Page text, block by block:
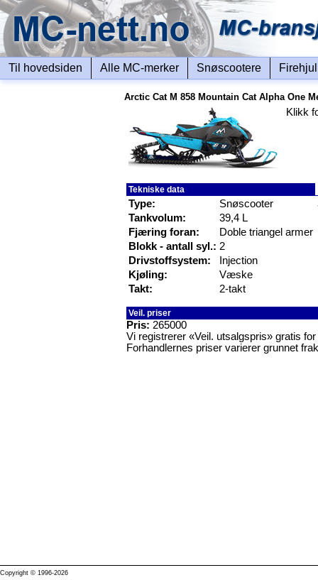
Til hovedsiden Alle MC-merker Snøscootere
Arctic Cat M 858 Mountain Cat Alpha One
Klikk
Tekniske data
Type:
Snøscooter
Tankvolum:
39,4 L
Fjæring foran:
Doble triangel armer
Blokk - antall syl.: 2
Drivstoffsystem:
Injection
Kjøling:
Væske
Takt:
2-takt
Veil. priser
Pris: 265000
Vi registrerer «Veil. utsalgspris» gratis
Forhandlernes priser varierer grunnet
Copyright © 1996-2026